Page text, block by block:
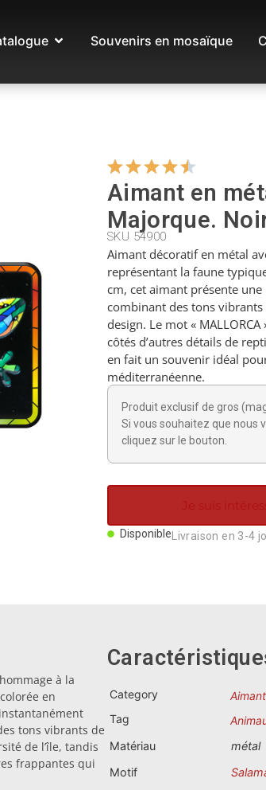
Souvenirs en mosaïque
Aimant en
Majorque.
SKU 54900
Aimant décoratif en métal
représentant la faune
cm, cet aimant présente
combinant des tons
design. Le mot «
côtés d’autres détails de
en fait un souvenir idéal
méditerranéenne.
Produit exclusif de gros
Si vous souhaitez que nous
cliquez sur le bouton.
Je suis
Disponible Livraison en 3-4
à la
en
tons vibrants de
de l’île, tandis
frappantes qui
Category
Tag
Matériau
métal
Motif